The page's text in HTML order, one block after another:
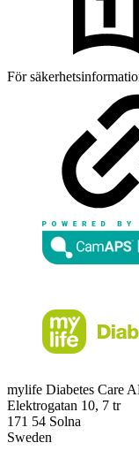
För
mylife Diabetes Care
Elektrogatan 10, 7 tr
171 54 Solna
Sweden